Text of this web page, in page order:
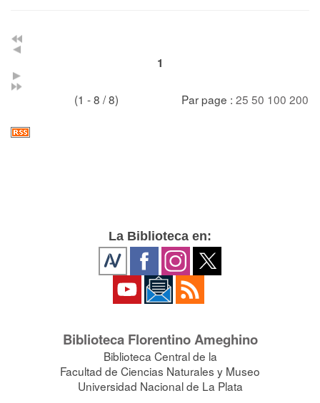
1
(1 - 8 / 8) Par page : 25 50 100 200
La Biblioteca en:
Biblioteca Florentino Ameghino
Biblioteca Central de la
Facultad de Ciencias Naturales y Museo
Universidad Nacional de La Plata